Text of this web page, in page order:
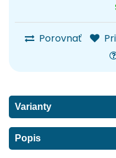
Porovnať
Varianty
Popis